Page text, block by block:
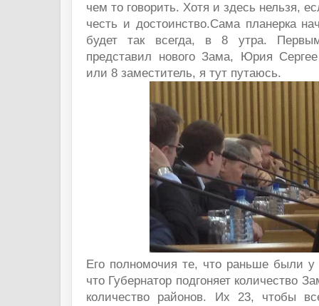
чем то говорить. Хотя и здесь нельзя,
честь и достоинство.Сама планерка
будет так всегда, в 8 утра.
представил нового Зама, Юрия
или 8 заместитель, я тут путаюсь.
Его полномочия те, что раньше были у
что Губернатор подгоняет количество
количество районов. Их 23, чтобы